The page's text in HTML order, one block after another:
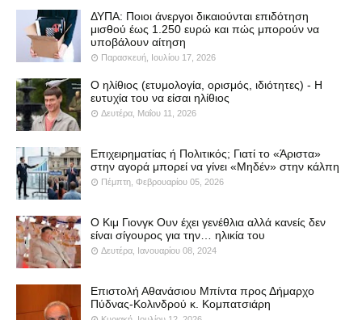
ΔΥΠΑ: Ποιοι άνεργοι δικαιούνται επιδότηση
μισθού έως 1.250 ευρώ και πώς μπορούν να
υποβάλουν αίτηση
Παρασκευή, Ιουλίου 17, 2026
Ο ηλίθιος (ετυμολογία, ορισμός, ιδιότητες) - Η
ευτυχία του να είσαι ηλίθιος
Δευτέρα, Μαΐου 11, 2026
Επιχειρηματίας ή Πολιτικός; Γιατί το «Άριστα»
στην αγορά μπορεί να γίνει «Μηδέν» στην κάλπη
Πέμπτη, Φεβρουαρίου 05, 2026
Ο Κιμ Γιονγκ Ουν έχει γενέθλια αλλά κανείς δεν
είναι σίγουρος για την… ηλικία του
Δευτέρα, Ιανουαρίου 08, 2024
Επιστολή Αθανάσιου Μπίντα προς Δήμαρχο
Πύδνας-Κολινδρού κ. Κομπατσιάρη